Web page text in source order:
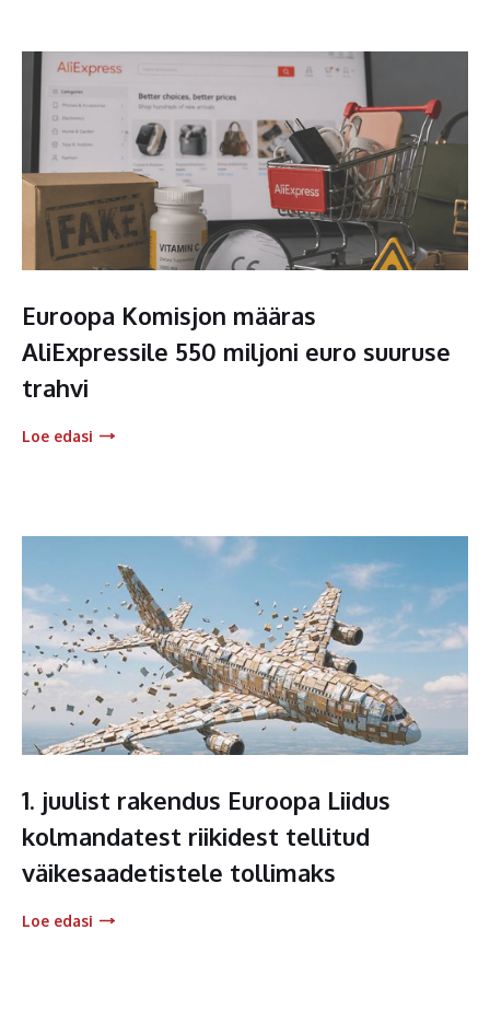
Euroopa Komisjon määras
AliExpressile 550 miljoni euro suuruse
trahvi
Loe edasi
1. juulist rakendus Euroopa Liidus
kolmandatest riikidest tellitud
väikesaadetistele tollimaks
Loe edasi